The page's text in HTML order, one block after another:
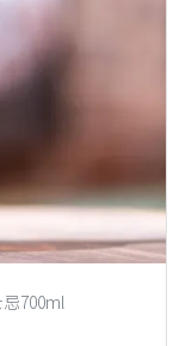
700ml